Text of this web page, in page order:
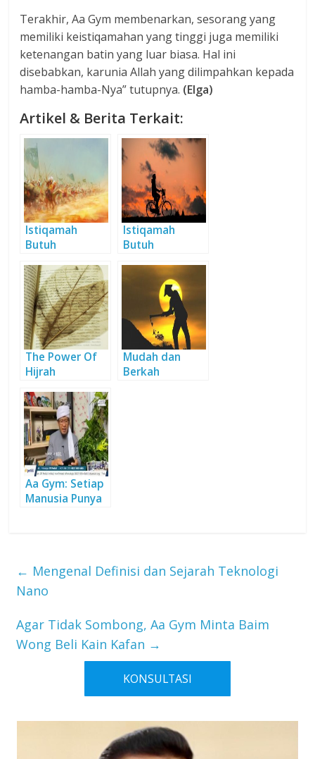
Terakhir, Aa Gym membenarkan, sesorang yang
memiliki keistiqamahan yang tinggi juga memiliki
ketenangan batin yang luar biasa. Hal ini
disebabkan, karunia Allah yang dilimpahkan kepada
hamba-hamba-Nya” tutupnya. (Elga)
Artikel & Berita Terkait:
Istiqamah
Butuh
Istiqamah
Butuh
The Power Of
Hijrah
Mudah dan
Berkah
Aa Gym: Setiap
Manusia Punya
← Mengenal Definisi dan Sejarah Teknologi
Nano
Agar Tidak Sombong, Aa Gym Minta Baim
Wong Beli Kain Kafan →
KONSULTASI